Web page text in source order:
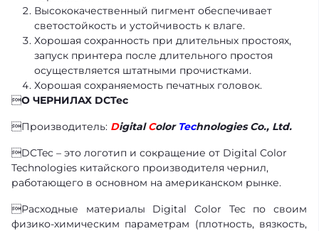
Высококачественный пигмент обеспечивает
светостойкость и устойчивость к влаге.
Хорошая сохранность при длительных простоях,
запуск принтера после длительного простоя
осуществляется штатными прочистками.
Хорошая сохраняемость печатных головок.
О ЧЕРНИЛАХ DCTec
Производитель: DigitalColor Technologies Co., Ltd.
DCTec – это логотип и сокращение от Digital Color
Technologies китайского производителя чернил,
работающего в основном на американском рынке.
Расходные материалы Digital Color Tec по своим
физико-химическим параметрам (плотность, вязкость,